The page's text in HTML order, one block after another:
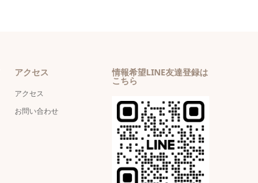
アクセス
アクセス
お問い合わせ
情報希望LINE友達登録は
こちら